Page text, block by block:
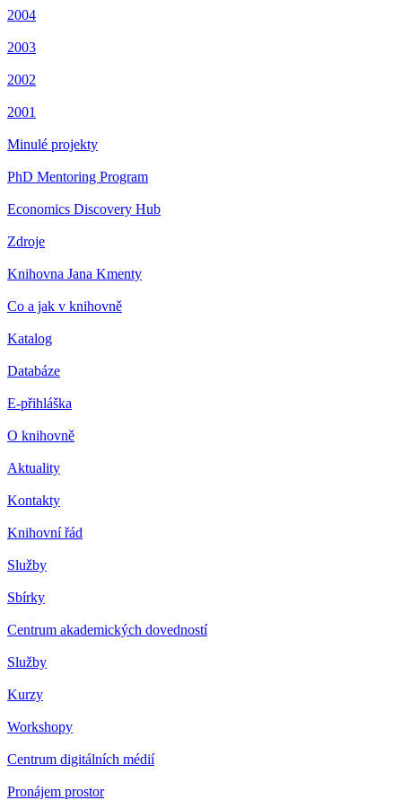
2004
2003
2002
2001
Minulé projekty
PhD Mentoring Program
Economics Discovery Hub
Zdroje
Knihovna Jana Kmenty
Co a jak v knihovně
Katalog
Databáze
E-přihláška
O knihovně
Aktuality
Kontakty
Knihovní řád
Služby
Sbírky
Centrum akademických dovedností
Služby
Kurzy
Workshopy
Centrum digitálních médií
Pronájem prostor